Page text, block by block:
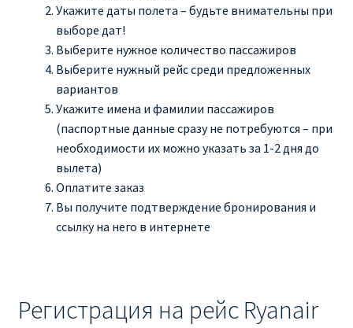
Укажите даты полета – будьте внимательны при
выборе дат!
Выберите нужное количество пассажиров
Выберите нужный рейс среди предложенных
вариантов
Укажите имена и фамилии пассажиров
(паспортные данные сразу не потребуются – при
необходимости их можно указать за 1-2 дня до
вылета)
Оплатите заказ
Вы получите подтверждение бронирования и
ссылку на него в интернете
Регистрация на рейс Ryanair